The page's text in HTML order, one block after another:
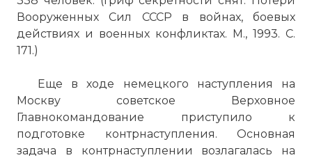
Вооруженных Сил СССР в войнах, боевых
действиях и военных конфликтах. М., 1993. С.
171.)
Еще в ходе немецкого наступления на
Москву советское Верховное
Главнокомандование приступило к
подготовке контрнаступления. Основная
задача в контрнаступлении возлагалась на